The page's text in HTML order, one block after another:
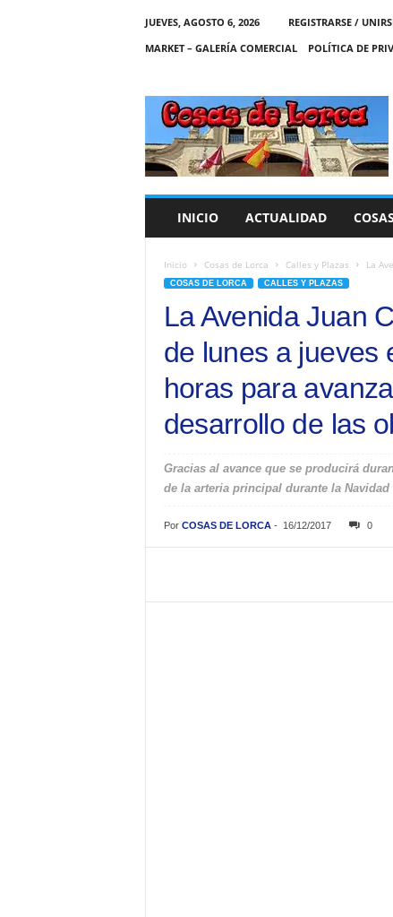
JUEVES, AGOSTO 6, 2026
REGISTRARSE /
MARKET – GALERÍA COMERCIAL
POLÍTICA DE
C
A
S
INICIO ACTUALIDAD
Inicio Cosas de Lorca Calles y Plazas La
COSAS DE LORCA CALLES Y PLAZAS
La Avenida Juan
de lunes a jueves
horas para
desarrollo de las
Gracias al avance que se producirá
de la arteria principal durante la
Por COSAS DE LORCA- 16/12/2017 0